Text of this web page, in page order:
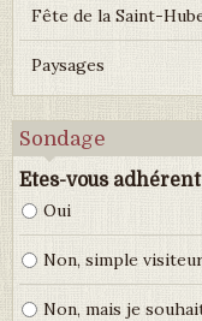
Fête de la Saint-
Paysages
Sondage
Etes-vous
Oui
Non, simple
Non, mais je